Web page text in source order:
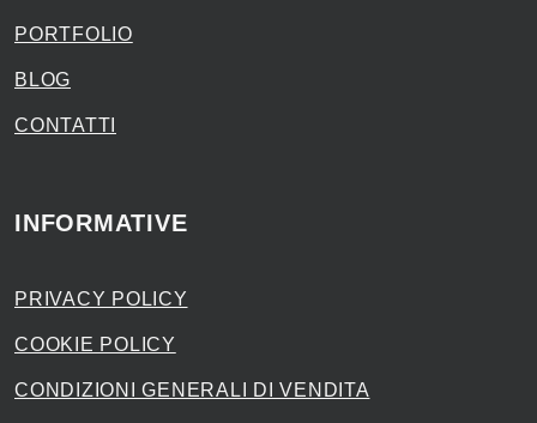
PORTFOLIO
BLOG
CONTATTI
INFORMATIVE
PRIVACY POLICY
COOKIE POLICY
CONDIZIONI GENERALI DI VENDITA